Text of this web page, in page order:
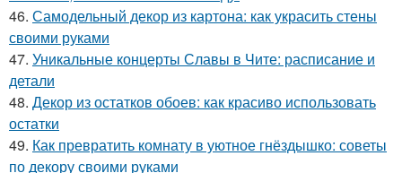
46. Самодельный декор из картона: как украсить стены
своими руками
47. Уникальные концерты Славы в Чите: расписание и
детали
48. Декор из остатков обоев: как красиво использовать
остатки
49. Как превратить комнату в уютное гнёздышко: советы
по декору своими руками